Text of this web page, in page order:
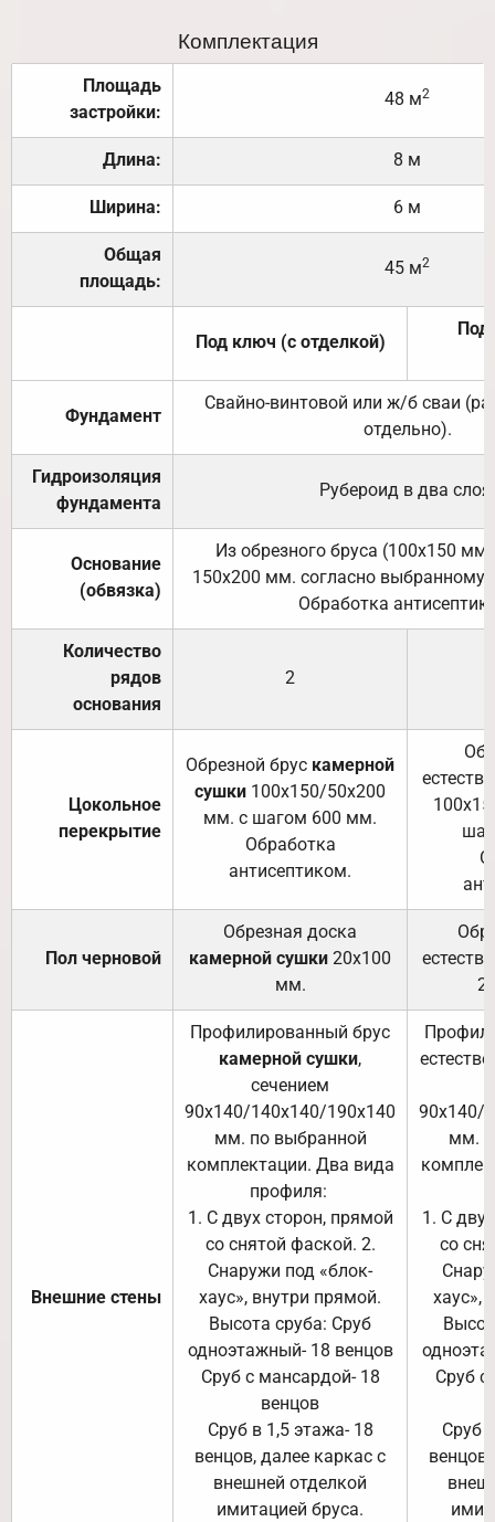
Комплектация
Площадь
застройки:
48 м2
Длина: 8 м
Ширина: 6 м
Общая
площадь:
45 м2
Под ключ (с отделкой)
Под
Фундамент
Свайно-винтовой или ж/б сваи
отдельно).
Гидроизоляция
фундамента
Рубероид в два слоя.
Основание
(обвязка)
Из обрезного бруса (100х150
150х200 мм. согласно выбранному
Обработка
Количество
рядов
основания
2
Цокольное
перекрытие
Обрезной брус камерной
сушки 100х150/50х200
мм. с шагом 600 мм.
Обработка
антисептиком.
Пол черновой
Обрезная доска
камерной сушки 20х100
мм.
Внешние стены
Профилированный брус
камерной сушки,
сечением
90х140/140х140/190х140
мм. по выбранной
комплектации. Два вида
профиля:
1. С двух сторон, прямой
со снятой фаской. 2.
Снаружи под «блок-
хаус», внутри прямой.
Высота сруба: Сруб
одноэтажный- 18 венцов
Сруб с мансардой- 18
венцов
Сруб в 1,5 этажа- 18
венцов, далее каркас с
внешней отделкой
имитацией бруса.
90х140/
мм.
1. С
со
хаус»,
Сруб с
Сруб